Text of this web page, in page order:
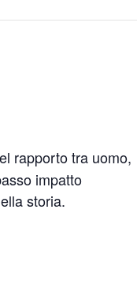
rapporto tra uomo,
impatto
storia.